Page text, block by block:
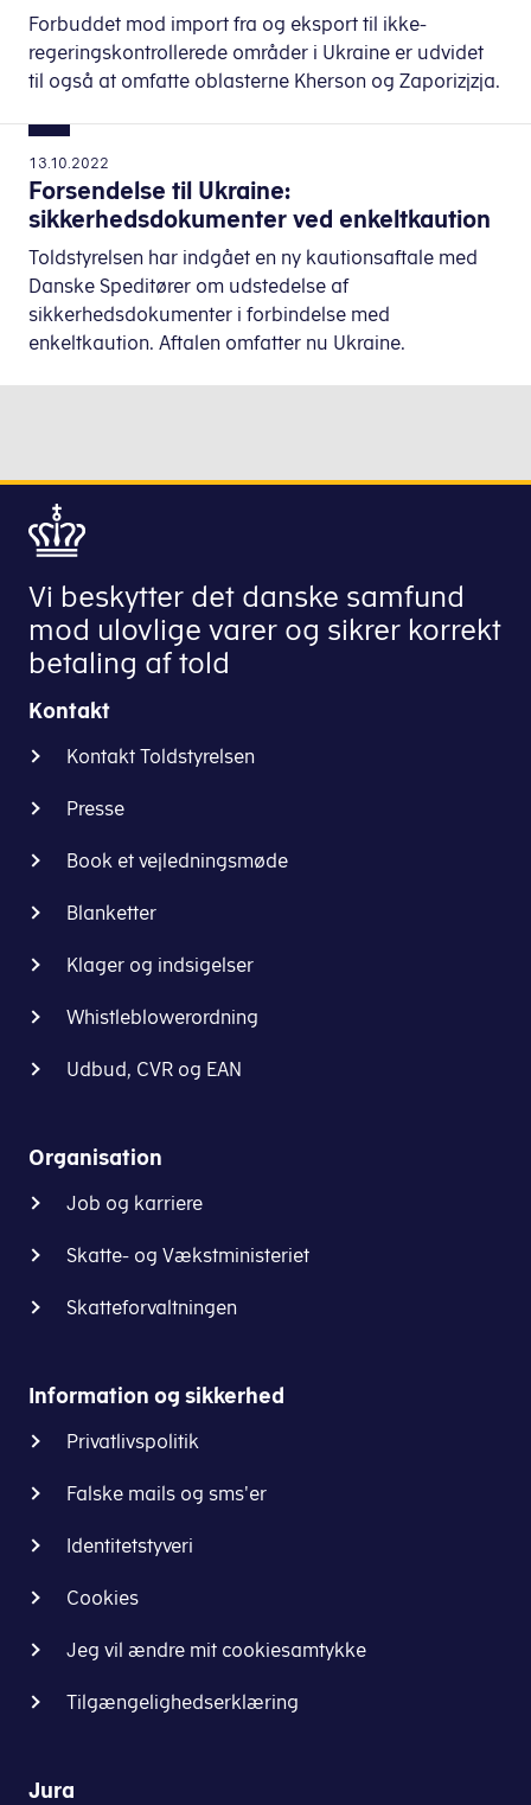
Forbuddet mod import fra og eksport til ikke-
regeringskontrollerede områder i Ukraine er udvidet
til også at omfatte oblasterne Kherson og Zaporizjzja.
13.10.2022
Forsendelse til Ukraine:
sikkerhedsdokumenter ved enkeltkaution
Toldstyrelsen har indgået en ny kautionsaftale med
Danske Speditører om udstedelse af
sikkerhedsdokumenter i forbindelse med
enkeltkaution. Aftalen omfatter nu Ukraine.
Vi beskytter det danske samfund
mod ulovlige varer og sikrer korrekt
betaling af told
Kontakt
Kontakt Toldstyrelsen
Presse
Book et vejledningsmøde
Blanketter
Klager og indsigelser
Whistleblowerordning
Udbud, CVR og EAN
Organisation
Job og karriere
Skatte- og Vækstministeriet
Skatteforvaltningen
Information og sikkerhed
Privatlivspolitik
Falske mails og sms'er
Identitetstyveri
Cookies
Jeg vil ændre mit cookiesamtykke
Tilgængelighedserklæring
Jura